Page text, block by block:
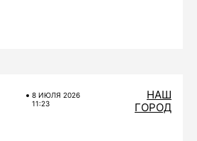
8 ИЮЛЯ 2026
11:23
НАШ
ГОРОД